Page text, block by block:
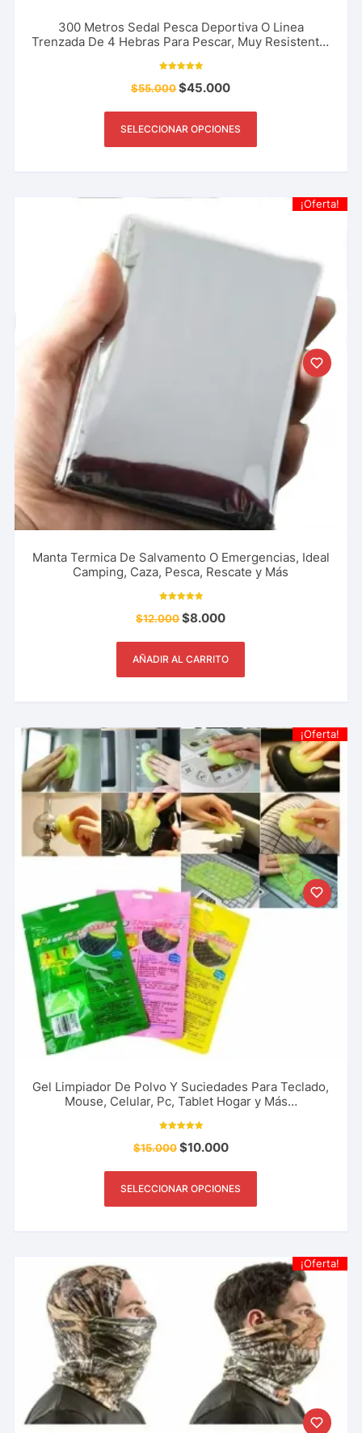
300 Metros Sedal Pesca Deportiva O Linea
Trenzada De 4 Hebras Para Pescar, Muy Resistente.
5.00
de 5
$55.000$45.000
SELECCIONAR OPCIONES
¡Oferta!
Manta Termica De Salvamento O Emergencias, Ideal
Camping, Caza, Pesca, Rescate y Más
6.25
de 5
$12.000$8.000
AÑADIR AL CARRITO
¡Oferta!
Gel Limpiador De Polvo Y Suciedades Para Teclado,
Mouse, Celular, Pc, Tablet Hogar y Más…
5.00
de 5
$15.000$10.000
SELECCIONAR OPCIONES
¡Oferta!